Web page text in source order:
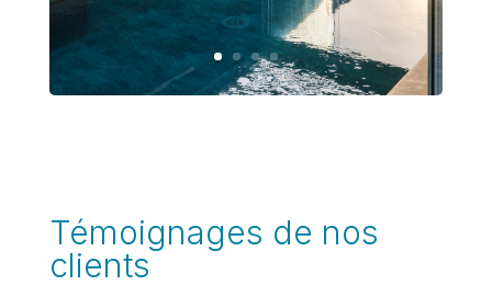
Témoignages de nos
clients